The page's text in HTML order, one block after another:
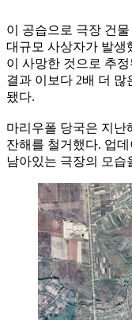
이 공습으로 극장 건
대규모 사상자가 발생
이 사망한 것으로 추
결과 이보다 2배 더 많
됐다.
마리우폴 당국은 지난
잔해를 철거했다. 업
남아있는 극장의 모습